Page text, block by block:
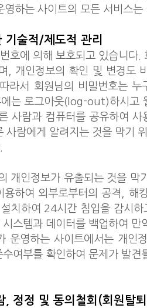
하는 사이트의 모든 서비스
기술적/제도적 관리
호에 의해 보호되고 있습니다.
, 개인정보의 확인 및 변경도
라서 회원님의 비밀번호는 누
는 로그아웃(log-out)하시고
사람과 컴퓨터를 공유하여 사
사람에게 알려지는 것을 막기
개인정보가 유출되는 것을 막
용하여 외부로부터의 공격, 해
치하여 24시간 침입을 감시
스템과 데이터를 백업하여 만
운영하는 사이트에서는 개인
여부를 확인하여 문제가 발견
, 정정 및 동의철회(회원탈